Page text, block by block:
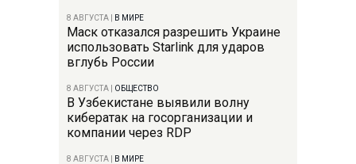
8 АВГУСТА В МИРЕ
Маск отказался разрешить Украине
использовать Starlink для ударов
вглубь России
8 АВГУСТА ОБЩЕСТВО
В Узбекистане выявили волну
кибератак на госорганизации и
компании через RDP
8 АВГУСТА В МИРЕ